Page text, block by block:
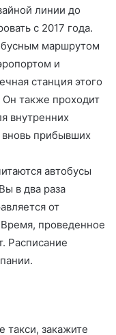
линии до
с 2017 года.
маршрутом
и
станция этого
Он также проходит
внутренних
прибывших
автобусы
в два раза
от
проведенное
Расписание
такси, закажите